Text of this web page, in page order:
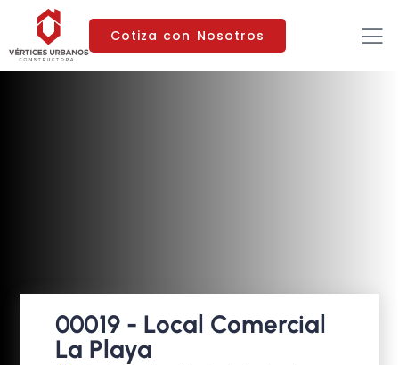
Cotiza con Nosotros
00019 - Local Comercial
La Playa